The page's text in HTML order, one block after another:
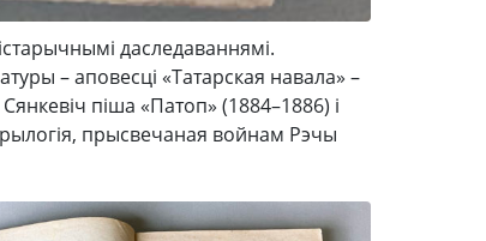
даследаваннямі.
– аповесці «Татарская навала» –
піша «Патоп» (1884–1886) і
прысвечаная войнам Рэчы